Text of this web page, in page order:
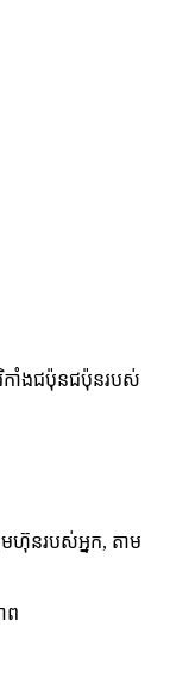
កាំងជប៉ុនជប៉ុនរបស់
មហ៊ុនរបស់អ្នក, តាម
ព